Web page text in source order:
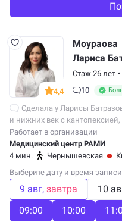
4,4
Моураова
Лариса
Стаж 26 лет •
10
Сделала у Ларисы
и нижних век с
посвежее (жир брали из
в волосяном покрове),
Работает в организации
Медицинский центр РАМИ
4 мин.
Чернышевская
Выберите дату и время
9 авг завтра 10
09:00
10:00